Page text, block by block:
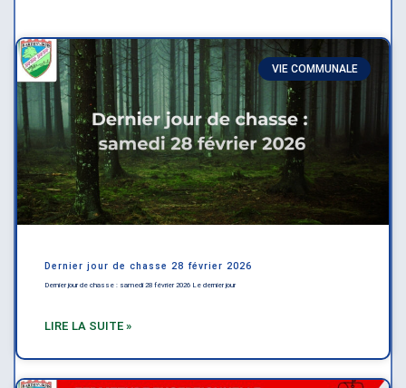
VIE COMMUNALE
Dernier jour de chasse 28 février 2026
Dernier jour de chasse : samedi 28 février 2026 Le dernier jour
LIRE LA SUITE »